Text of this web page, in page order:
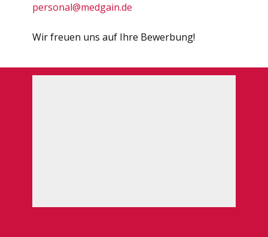
personal@medgain.de
Wir freuen uns auf Ihre Bewerbung!